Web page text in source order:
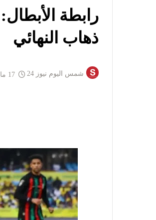
رابطة
ذهاب النهائي
شمس اليوم نيوز 24